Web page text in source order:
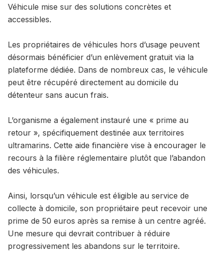
Véhicule mise sur des solutions concrètes et
accessibles.
Les propriétaires de véhicules hors d’usage peuvent
désormais bénéficier d’un enlèvement gratuit via la
plateforme dédiée. Dans de nombreux cas, le véhicule
peut être récupéré directement au domicile du
détenteur sans aucun frais.
L’organisme a également instauré une « prime au
retour », spécifiquement destinée aux territoires
ultramarins. Cette aide financière vise à encourager le
recours à la filière réglementaire plutôt que l’abandon
des véhicules.
Ainsi, lorsqu’un véhicule est éligible au service de
collecte à domicile, son propriétaire peut recevoir une
prime de 50 euros après sa remise à un centre agréé.
Une mesure qui devrait contribuer à réduire
progressivement les abandons sur le territoire.